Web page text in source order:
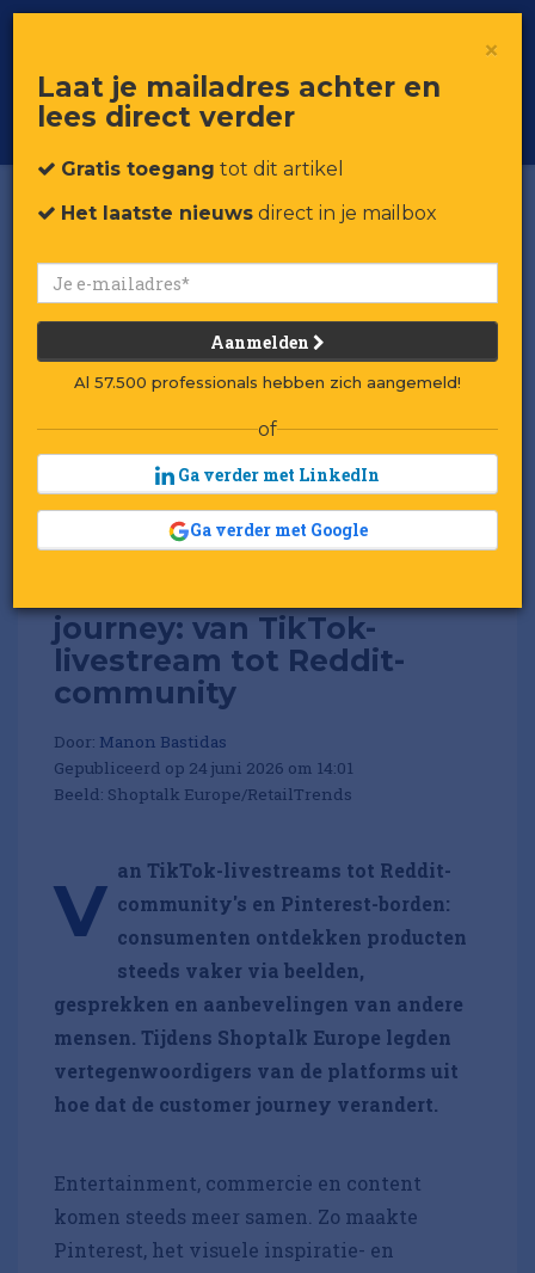
Voor professionals in retail & brands
Toggle
journey: van TikTok-
livestream tot Reddit-
community
Door: Manon Bastidas
Gepubliceerd op 24 juni 2026 om 14:01
Beeld: Shoptalk Europe/RetailTrends
V an TikTok-livestreams tot Reddit-
community's en Pinterest-borden:
consumenten ontdekken producten
steeds vaker via beelden,
gesprekken en aanbevelingen van andere
mensen. Tijdens Shoptalk Europe legden
vertegenwoordigers van de platforms uit
hoe dat de customer journey verandert.
Entertainment, commercie en content
komen steeds meer samen. Zo maakte
Pinterest, het visuele inspiratie- en
×
Laat je mailadres achter en
lees direct verder
Gratis toegang tot dit artikel
Het laatste nieuws direct in je mailbox
Aanmelden
Al 57.500 professionals hebben zich aangemeld!
of
Ga verder met LinkedIn
Ga verder met Google